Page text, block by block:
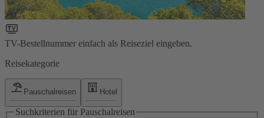
TV-Bestellnummer einfach als Reiseziel eingeben.
Reisekategorie
Pauschalreisen Hotel
Suchkriterien für Pauschalreisen